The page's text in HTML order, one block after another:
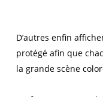
D’autres enfin
protégé afin que
la grande scène